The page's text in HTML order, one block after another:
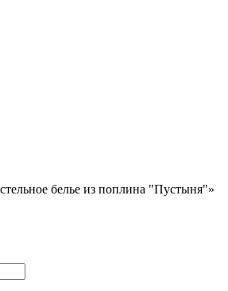
белье из поплина "Пустыня"»